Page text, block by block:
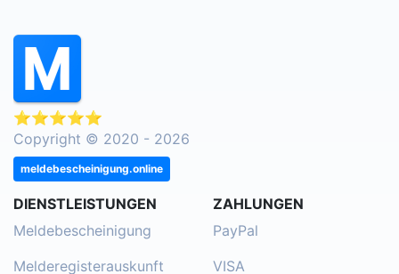
⭐⭐⭐⭐⭐
Copyright © 2020 - 2026
meldebescheinigung.online
DIENSTLEISTUNGEN
Meldebescheinigung
Melderegisterauskunft
ZAHLUNGEN
PayPal
VISA